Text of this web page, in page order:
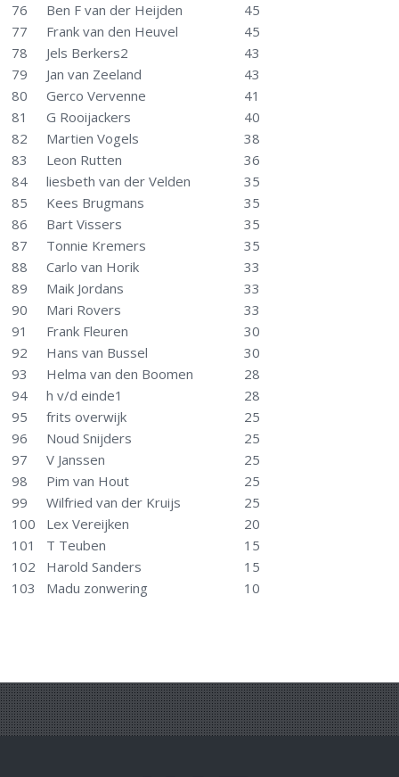
76
Ben F van der Heijden
45
77
Frank van den Heuvel
45
78
Jels Berkers2
43
79
Jan van Zeeland
43
80
Gerco Vervenne
41
81
G Rooijackers
40
82
Martien Vogels
38
83
Leon Rutten
36
84
liesbeth van der Velden
35
85
Kees Brugmans
35
86
Bart Vissers
35
87
Tonnie Kremers
35
88
Carlo van Horik
33
89
Maik Jordans
33
90
Mari Rovers
33
91
Frank Fleuren
30
92
Hans van Bussel
30
93
Helma van den Boomen
28
94
h v/d einde1
28
95
frits overwijk
25
96
Noud Snijders
25
97
V Janssen
25
98
Pim van Hout
25
99
Wilfried van der Kruijs
25
100
Lex Vereijken
20
101
T Teuben
15
102
Harold Sanders
15
103
Madu zonwering 10